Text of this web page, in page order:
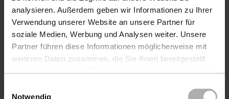
analysieren. Außerdem geben wir Informationen zu Ihrer
Verwendung unserer Website an unsere Partner für
soziale Medien, Werbung und Analysen weiter. Unsere
Partner führen diese Informationen möglicherweise mit
weiteren Daten zusammen, die Sie ihnen bereitgestellt
Einstellungen zu den Cookies finden Sie unter
Notwendig